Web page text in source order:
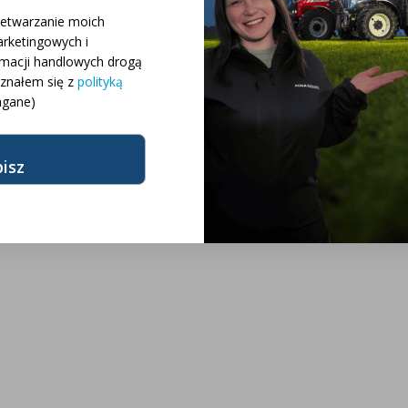
konfiguracji
modeli
marek
moich
i
handlowych drogą
się z polityką